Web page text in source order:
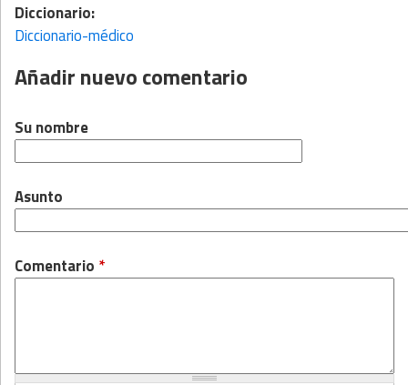
Diccionario:
Diccionario-médico
Añadir nuevo comentario
Su nombre
Asunto
Comentario *